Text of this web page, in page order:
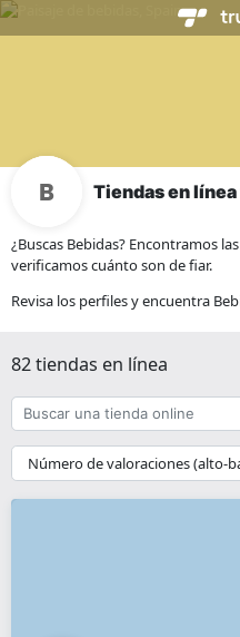
Tiendas en
¿Buscas Bebidas? Encontramos
verificamos cuánto son de fiar.
Revisa los perfiles y encuentra
82 tiendas en línea
Buscar
una
tienda
online
{{
__('Sort')
}}